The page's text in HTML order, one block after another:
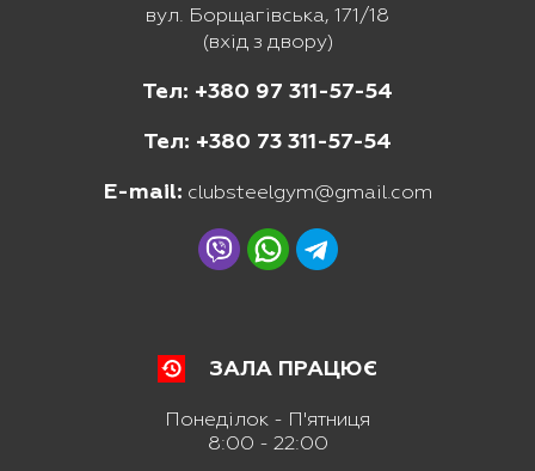
вул. Борщагівська, 171/18
(вхід з двору)
Тел: +380 97 311-57-54
Тел: +380 73 311-57-54
E-mail: clubsteelgym@gmail.com
ЗАЛА ПРАЦЮЄ
Понеділок - П'ятниця
8:00 - 22:00